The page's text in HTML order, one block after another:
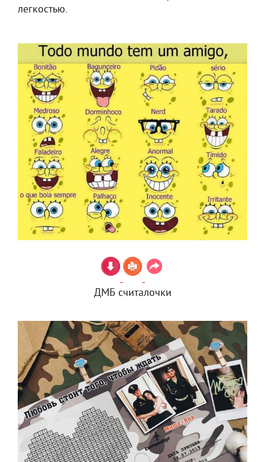
легкостью.
ДМБ считалочки